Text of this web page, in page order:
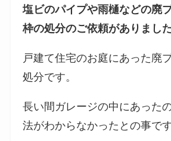
塩ビのパイプや雨樋などの廃
枠の処分のご依頼がありました
戸建て住宅のお庭にあった廃
処分です。
長い間ガレージの中にあった
法がわからなかったとの事です